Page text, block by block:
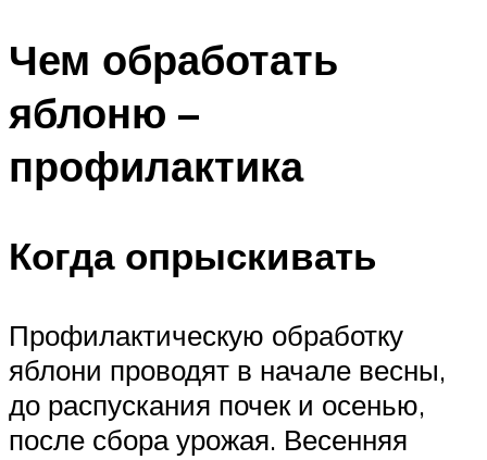
Чем обработать
яблоню –
профилактика
Когда опрыскивать
Профилактическую обработку
яблони проводят в начале весны,
до распускания почек и осенью,
после сбора урожая. Весенняя